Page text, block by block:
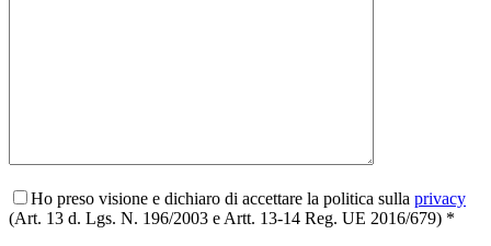
Ho preso visione e dichiaro di accettare la politica sulla privacy
(Art. 13 d. Lgs. N. 196/2003 e Artt. 13-14 Reg. UE 2016/679) *